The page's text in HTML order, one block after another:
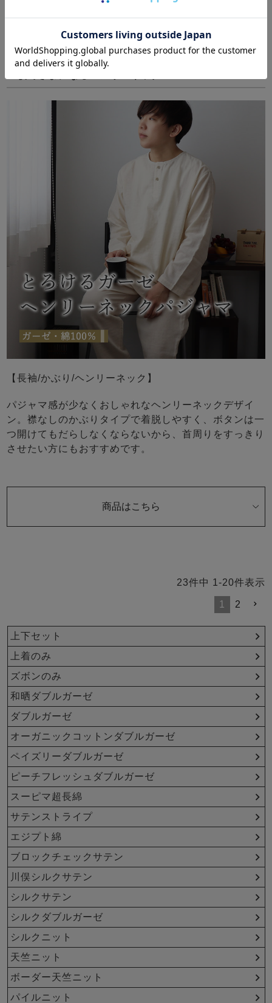
商品はこちら
【長袖/かぶり/ヘンリーネック】
パジャマ感が少なくおしゃれなヘンリーネックデザイ
ン。襟なしのかぶりタイプで着脱しやすく、ボタンは一
つ開けてもだらしなくならないから、首周りをすっきり
させたい方にもおすすめです。
商品はこちら
23件中 1 -20件表示
1 2
上下セット
上着のみ
ズボンのみ
和晒ダブルガーゼ
ダブルガーゼ
オーガニックコットンダブルガーゼ
ペイズリーダブルガーゼ
ピーチフレッシュダブルガーゼ
スーピマ超長綿
サテンストライプ
エジプト綿
ブロックチェックサテン
川俣シルクサテン
シルクサテン
シルクダブルガーゼ
シルクニット
天竺ニット
ボーダー天竺ニット
パイルニット